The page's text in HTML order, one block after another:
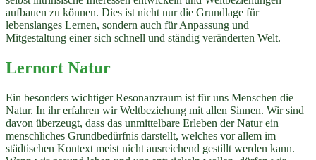
aufbauen zu können. Dies ist nicht nur die Grundlage für
lebenslanges Lernen, sondern auch für Anpassung und
Mitgestaltung einer sich schnell und ständig veränderten Welt.
Lernort Natur
Ein besonders wichtiger Resonanzraum ist für uns Menschen die
Natur. In ihr erfahren wir Weltbeziehung mit allen Sinnen. Wir sind
davon überzeugt, dass das unmittelbare Erleben der Natur ein
menschliches Grundbedürfnis darstellt, welches vor allem im
städtischen Kontext meist nicht ausreichend gestillt werden kann.